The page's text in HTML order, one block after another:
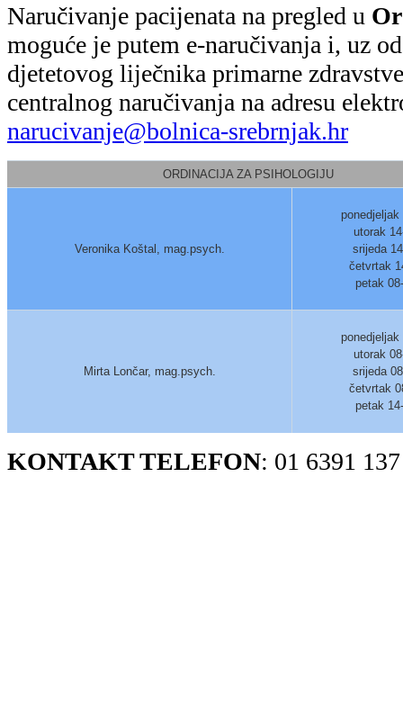
Naručivanje pacijenata na pregled u
moguće je putem e-naručivanja i, uz
djetetovog liječnika primarne
centralnog naručivanja na adresu
narucivanje@bolnica-srebrnjak.hr
ORDINACIJA ZA PSIHOLOGIJU
Veronika Koštal, mag.psych.
ponedjeljak
utorak
srijeda
četvrtak
petak
Mirta Lončar, mag.psych.
ponedjeljak
utorak
srijeda
četvrtak
petak
KONTAKT TELEFON: 01 6391 137